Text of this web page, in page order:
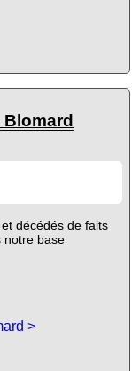
décédés de faits
base
>